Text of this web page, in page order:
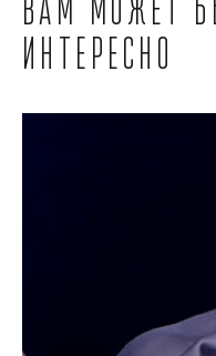
Вам может
интересно